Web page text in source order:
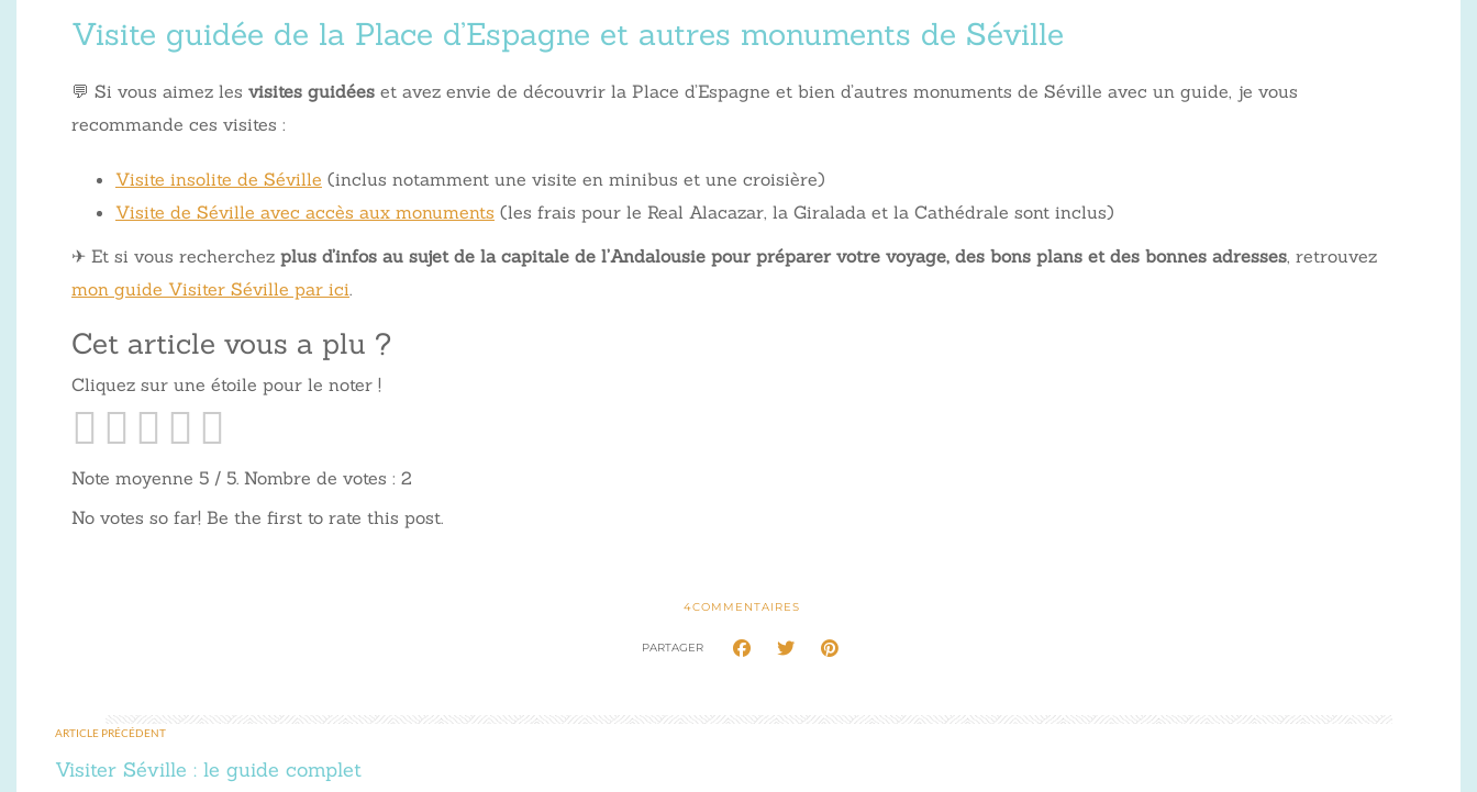
Visite guidée de la Place d’Espagne et autres monuments de Séville
💬 Si vous aimez les visites guidées et avez envie de découvrir la Place d’Espagne et bien d’autres monuments de Séville avec un guide, je vous
recommande ces visites :
Visite insolite de Séville (inclus notamment une visite en minibus et une croisière)
Visite de Séville avec accès aux monuments (les frais pour le Real Alacazar, la Giralada et la Cathédrale sont inclus)
✈ Et si vous recherchez plus d’infos au sujet de la capitale de l’Andalousie pour préparer votre voyage, des bons plans et des bonnes adresses, retrouvez
mon guide Visiter Séville par ici.
Cet article vous a plu ?
Cliquez sur une étoile pour le noter !
Note moyenne 5 / 5. Nombre de votes : 2
No votes so far! Be the first to rate this post.
4COMMENTAIRES
PARTAGER
ARTICLE PRÉCÉDENT
Visiter Séville : le guide complet